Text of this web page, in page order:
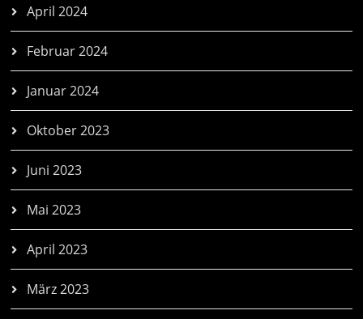
April 2024
Februar 2024
Januar 2024
Oktober 2023
Juni 2023
Mai 2023
April 2023
März 2023